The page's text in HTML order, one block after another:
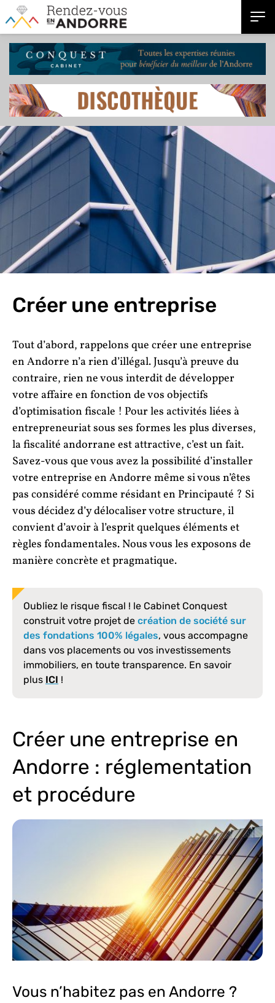
Créer une entreprise
Tout d’abord, rappelons que créer une entreprise
en Andorre n’a rien d’illégal. Jusqu’à preuve du
contraire, rien ne vous interdit de développer
votre affaire en fonction de vos objectifs
d’optimisation fiscale ! Pour les activités liées à
entrepreneuriat sous ses formes les plus diverses,
la fiscalité andorrane est attractive, c’est un fait.
Savez-vous que vous avez la possibilité d’installer
votre entreprise en Andorre même si vous n’êtes
pas considéré comme résidant en Principauté ? Si
vous décidez d’y délocaliser votre structure, il
convient d’avoir à l’esprit quelques éléments et
règles fondamentales. Nous vous les exposons de
manière concrète et pragmatique.
Oubliez le risque fiscal ! le Cabinet Conquest
construit votre projet de création de société sur
des fondations 100% légales, vous accompagne
dans vos placements ou vos investissements
immobiliers, en toute transparence. En savoir
plus ICI !
Créer une entreprise en
Andorre : réglementation
et procédure
Vous n’habitez pas en Andorre ?